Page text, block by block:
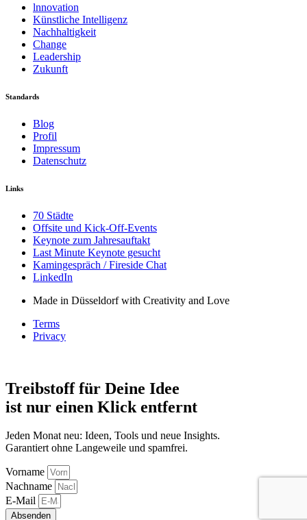
lnnovation
Künstliche Intelligenz
Nachhaltigkeit
Change
Leadership
Zukunft
Standards
Blog
Profil
Impressum
Datenschutz
Links
70 Städte
Offsite und Kick-Off-Events
Keynote zum Jahresauftakt
Last Minute Keynote gesucht
Kamingespräch / Fireside Chat
LinkedIn
Made in Düsseldorf with Creativity and Love
Terms
Privacy
Treibstoff für Deine Idee
ist nur einen Klick entfernt
Jeden Monat neu: Ideen, Tools und neue Insights.
Garantiert ohne Langeweile und spamfrei.
Vorname
Nachname
E-Mail
Absenden